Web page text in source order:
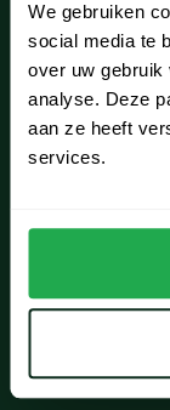
We gebruiken
social media te
over uw gebruik
analyse. Deze
aan ze heeft
services.
Leiderdorp
Lisse
Noordwijk
Oegstgeest
Paul & Shark